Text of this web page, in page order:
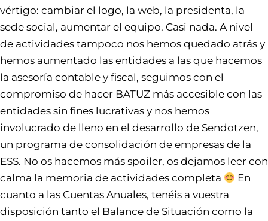
vértigo: cambiar el logo, la web, la presidenta, la
sede social, aumentar el equipo. Casi nada. A nivel
de actividades tampoco nos hemos quedado atrás y
hemos aumentado las entidades a las que hacemos
la asesoría contable y fiscal, seguimos con el
compromiso de hacer BATUZ más accesible con las
entidades sin fines lucrativas y nos hemos
involucrado de lleno en el desarrollo de Sendotzen,
un programa de consolidación de empresas de la
ESS. No os hacemos más spoiler, os dejamos leer con
calma la memoria de actividades completa
En
cuanto a las Cuentas Anuales, tenéis a vuestra
disposición tanto el Balance de Situación como la